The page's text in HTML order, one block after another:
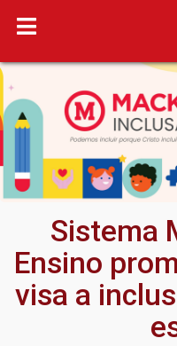
Sistema
Ensino
visa a